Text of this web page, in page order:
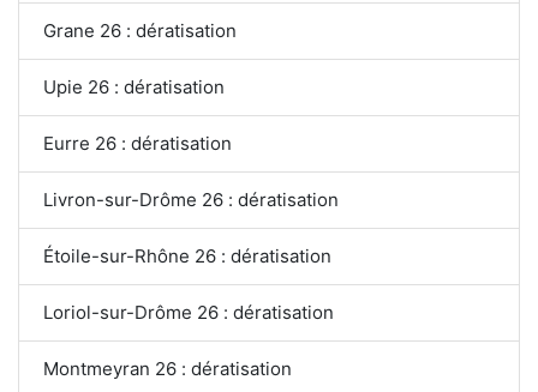
Grane 26 : dératisation
Upie 26 : dératisation
Eurre 26 : dératisation
Livron-sur-Drôme 26 : dératisation
Étoile-sur-Rhône 26 : dératisation
Loriol-sur-Drôme 26 : dératisation
Montmeyran 26 : dératisation